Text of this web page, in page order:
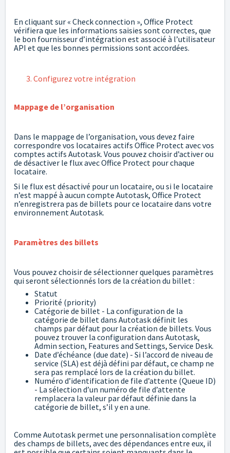
En cliquant sur « Check connection », Office Protect
vérifiera que les informations saisies sont correctes, que
le bon fournisseur d’intégration est associé à l’utilisateur
API et que les bonnes permissions sont accordées.
3. Configurez votre intégration
Mappage de l’organisation
Dans le mappage de l’organisation, vous devez faire
correspondre vos locataires actifs Office Protect avec vos
comptes actifs Autotask. Vous pouvez choisir d’activer ou
de désactiver le flux avec Office Protect pour chaque
locataire.
Si le flux est désactivé pour un locataire, ou si le locataire
n’est mappé à aucun compte Autotask, Office Protect
n’enregistrera pas de billets pour ce locataire dans votre
environnement Autotask.
Paramètres des billets
Vous pouvez choisir de sélectionner quelques paramètres
qui seront sélectionnés lors de la création du billet :
Statut
Priorité (priority)
Catégorie de billet - La configuration de la
catégorie de billet dans Autotask définit les
champs par défaut pour la création de billets. Vous
pouvez trouver la configuration dans Autotask,
Admin section, Features and Settings, Service Desk.
Date d’échéance (due date) - Si l’accord de niveau de
service (SLA) est déjà défini par défaut, ce champ ne
sera pas remplacé lors de la création du billet.
Numéro d’identification de file d’attente (Queue ID)
- La sélection d’un numéro de file d’attente
remplacera la valeur par défaut définie dans la
catégorie de billet, s’il y en a une.
Comme Autotask permet une personnalisation complète
des champs de billets, avec des dépendances entre eux, il